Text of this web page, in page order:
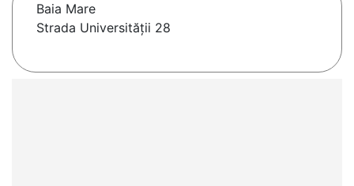
Baia Mare
Strada Universității 28